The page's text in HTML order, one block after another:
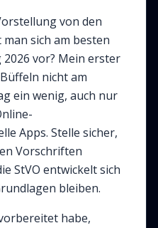
von den
sich am besten
vor? Mein erster
nicht am
ein wenig, auch nur
Apps. Stelle sicher,
Vorschriften
StVO entwickelt sich
bleiben.
habe,